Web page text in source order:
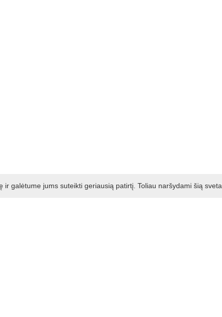
galėtume jums suteikti geriausią patirtį. Toliau naršydami šią